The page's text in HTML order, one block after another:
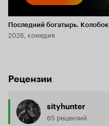
Последний богатырь. Колобок
2026, комедия
Рецензии
sityhunter
65 рецензий